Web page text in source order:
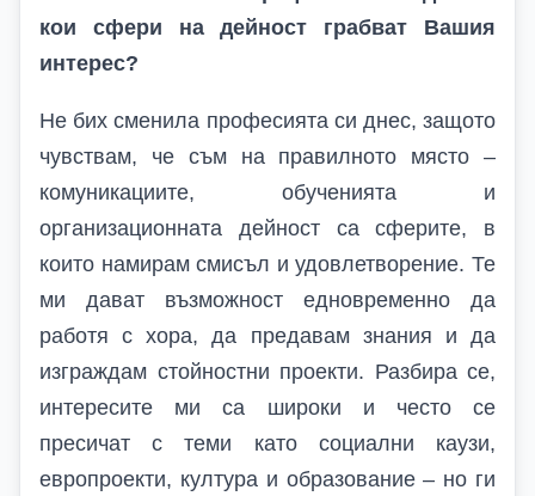
кои сфери на дейност грабват Вашия
интерес?
Не бих сменила професията си днес, защото
чувствам, че съм на правилното място –
комуникациите, обученията и
организационната дейност са сферите, в
които намирам смисъл и удовлетворение. Те
ми дават възможност едновременно да
работя с хора, да предавам знания и да
изграждам стойностни проекти. Разбира се,
интересите ми са широки и често се
пресичат с теми като социални каузи,
европроекти, култура и образование – но ги